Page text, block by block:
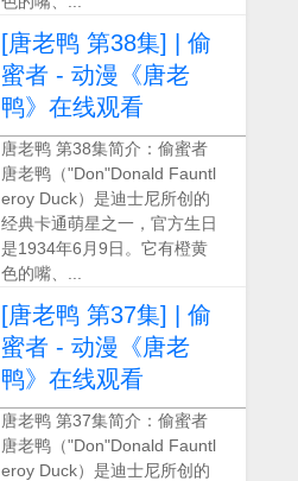
[唐老鸭 第38集] | 偷
蜜者 - 动漫《唐老
鸭》在线观看
唐老鸭 第38集简介：偷蜜者
唐老鸭（"Don"Donald Fauntl
eroy Duck）是迪士尼所创的
经典卡通萌星之一，官方生日
是1934年6月9日。它有橙黄
色的嘴、...
[唐老鸭 第37集] | 偷
蜜者 - 动漫《唐老
鸭》在线观看
唐老鸭 第37集简介：偷蜜者
唐老鸭（"Don"Donald Fauntl
eroy Duck）是迪士尼所创的